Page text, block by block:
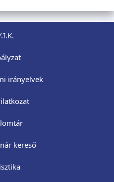
irányelvek
kereső